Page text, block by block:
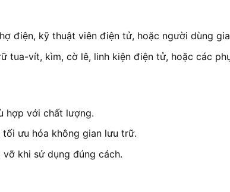
điện, kỹ thuật viên điện tử, hoặc người dùng
tua-vít, kìm, cờ lê, linh kiện điện tử, hoặc các
hợp với chất lượng.
ưu hóa không gian lưu trữ.
khi sử dụng đúng cách.